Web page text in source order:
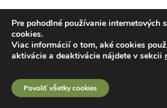
Pre pohodlné používanie internetových
cookies.
Viac informácií o tom, aké cookies
aktivácie a deaktivácie nájdete v sekcii
Povoliť všetky cookies